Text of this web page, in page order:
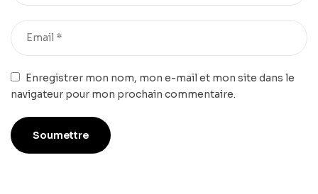
Enregistrer mon nom, mon e-mail et mon site dans le
navigateur pour mon prochain commentaire.